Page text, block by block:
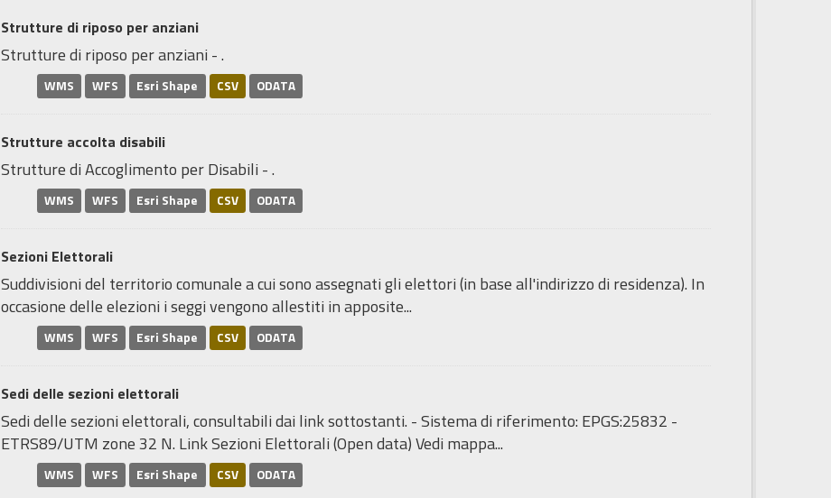
Strutture di riposo per anziani
Strutture di riposo per anziani - .
WMS WFS Esri Shape CSV ODATA
Strutture accolta disabili
Strutture di Accoglimento per Disabili - .
WMS WFS Esri Shape CSV ODATA
Sezioni Elettorali
Suddivisioni del territorio comunale a cui sono assegnati gli elettori (in base all'indirizzo di residenza). In
occasione delle elezioni i seggi vengono allestiti in apposite...
WMS WFS Esri Shape CSV ODATA
Sedi delle sezioni elettorali
Sedi delle sezioni elettorali, consultabili dai link sottostanti. - Sistema di riferimento: EPGS:25832 -
ETRS89/UTM zone 32 N. Link Sezioni Elettorali (Open data) Vedi mappa...
WMS WFS Esri Shape CSV ODATA